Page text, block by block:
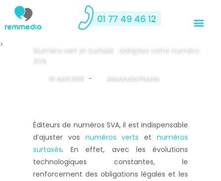
>
Numéro vert et surtaxé : adaptez votre numéro
SVA
10 avril 2019 - Alexandra Poulos
Éditeurs de numéros SVA, il est indispensable
d’ajuster vos numéros verts et numéros
surtaxés. En effet, avec les évolutions
technologiques constantes, le
renforcement des obligations légales et les